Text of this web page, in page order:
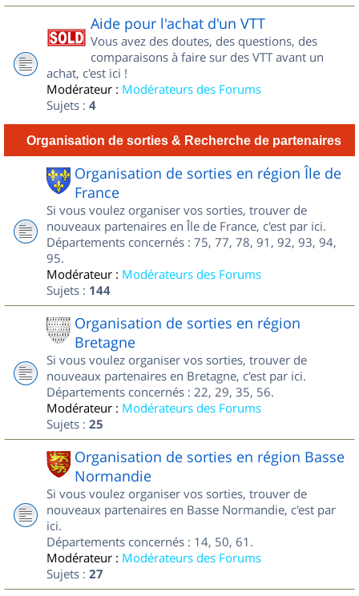
Aide pour l'achat d'un VTT
Vous avez des doutes, des questions, des
comparaisons à faire sur des VTT avant un
achat, c'est ici !
Modérateur : Modérateurs des Forums
Sujets : 4
Organisation de sorties & Recherche de partenaires
Organisation de sorties en région Île de
France
Si vous voulez organiser vos sorties, trouver de
nouveaux partenaires en Île de France, c'est par ici.
Départements concernés : 75, 77, 78, 91, 92, 93, 94,
95.
Modérateur : Modérateurs des Forums
Sujets : 144
Organisation de sorties en région
Bretagne
Si vous voulez organiser vos sorties, trouver de
nouveaux partenaires en Bretagne, c'est par ici.
Départements concernés : 22, 29, 35, 56.
Modérateur : Modérateurs des Forums
Sujets : 25
Organisation de sorties en région Basse
Normandie
Si vous voulez organiser vos sorties, trouver de
nouveaux partenaires en Basse Normandie, c'est par
ici.
Départements concernés : 14, 50, 61.
Modérateur : Modérateurs des Forums
Sujets : 27